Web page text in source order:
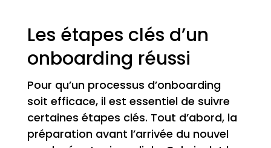
Les étapes clés d’un
onboarding réussi
Pour qu’un processus d’onboarding
soit efficace, il est essentiel de suivre
certaines étapes clés. Tout d’abord, la
préparation avant l’arrivée du nouvel